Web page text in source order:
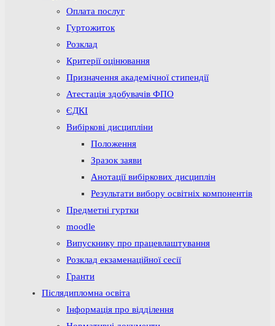
Оплата послуг
Гуртожиток
Розклад
Критерії оцінювання
Призначення академічної стипендії
Атестація здобувачів ФПО
ЄДКІ
Вибіркові дисципліни
Положення
Зразок заяви
Анотації вибіркових дисциплін
Результати вибору освітніх компонентів
Предметні гуртки
moodle
Випускнику про працевлаштування
Розклад екзаменаційної сесії
Гранти
Післядипломна освіта
Інформація про відділення